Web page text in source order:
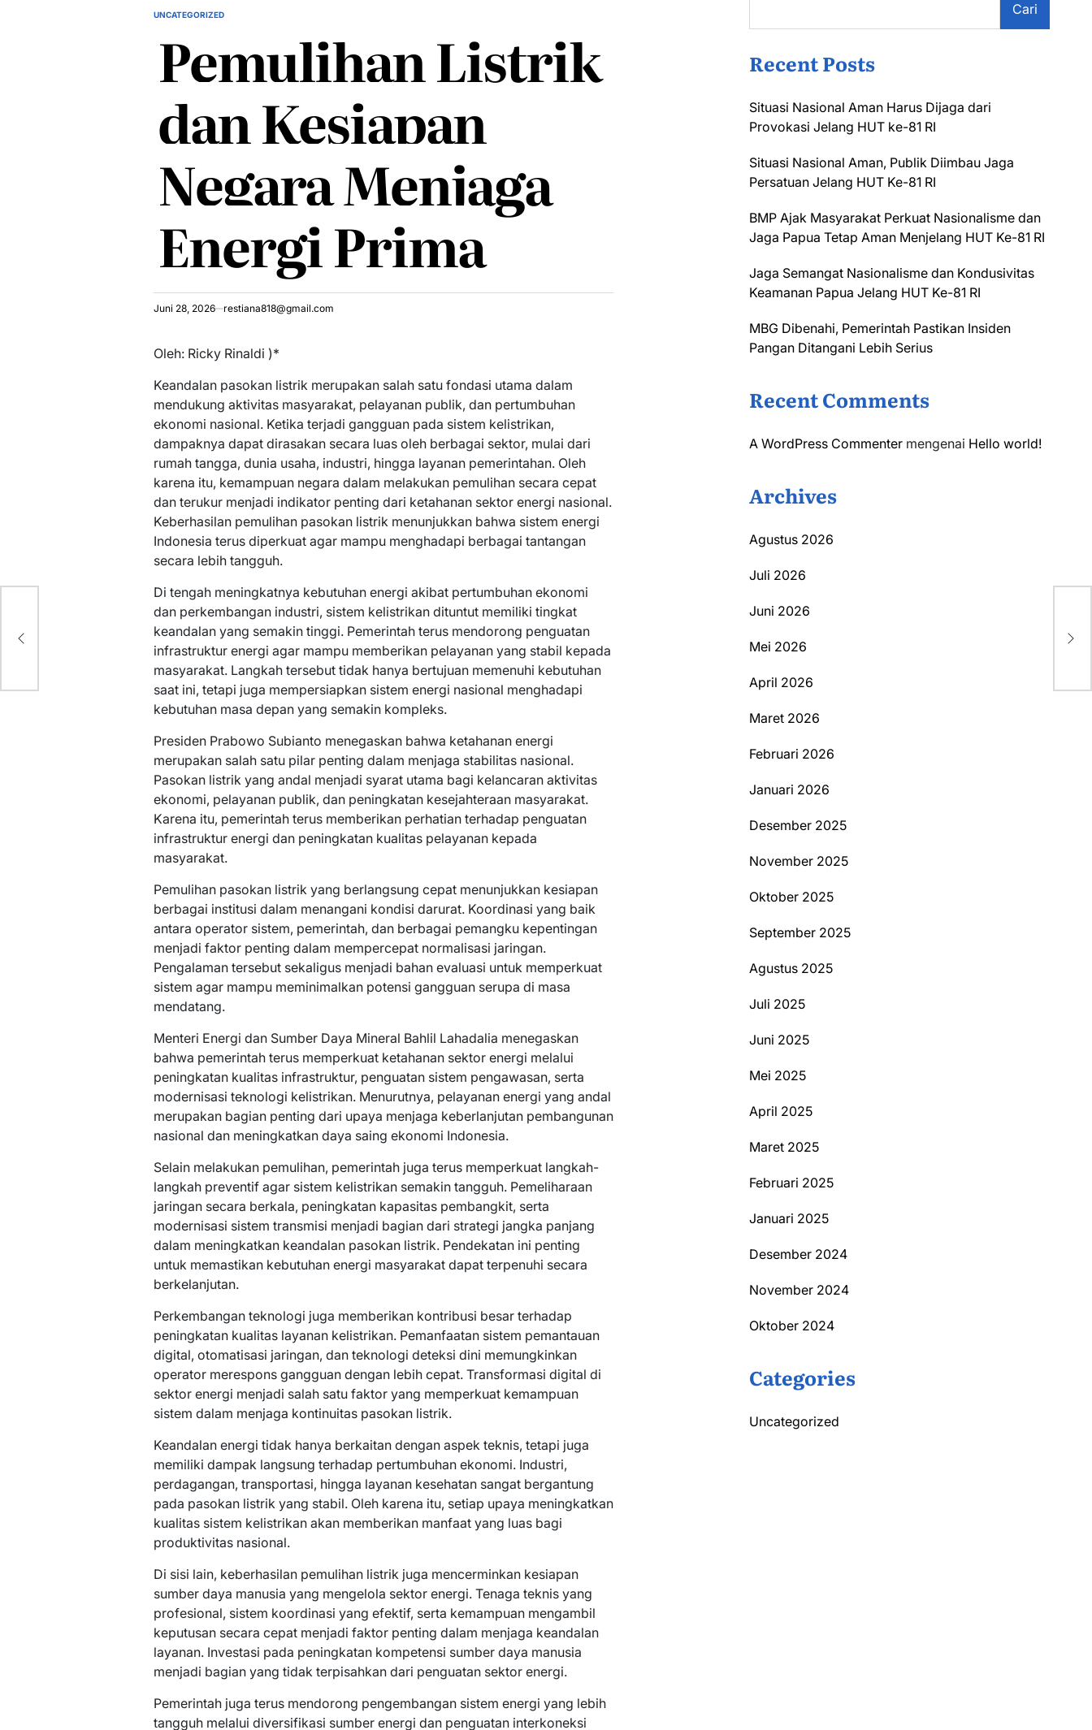
POSTED
UNCATEGORIZED
Pemulihan Listrik
dan Kesiapan
Negara Menjaga
Energi Prima
Juni 28, 2026 restiana818@gmail.com
Oleh: Ricky Rinaldi )*
Keandalan pasokan listrik merupakan salah satu fondasi utama dalam
mendukung aktivitas masyarakat, pelayanan publik, dan pertumbuhan
ekonomi nasional. Ketika terjadi gangguan pada sistem kelistrikan,
dampaknya dapat dirasakan secara luas oleh berbagai sektor, mulai dari
rumah tangga, dunia usaha, industri, hingga layanan pemerintahan. Oleh
karena itu, kemampuan negara dalam melakukan pemulihan secara cepat
dan terukur menjadi indikator penting dari ketahanan sektor energi nasional.
Keberhasilan pemulihan pasokan listrik menunjukkan bahwa sistem energi
Indonesia terus diperkuat agar mampu menghadapi berbagai tantangan
secara lebih tangguh.
Di tengah meningkatnya kebutuhan energi akibat pertumbuhan ekonomi
dan perkembangan industri, sistem kelistrikan dituntut memiliki tingkat
keandalan yang semakin tinggi. Pemerintah terus mendorong penguatan
infrastruktur energi agar mampu memberikan pelayanan yang stabil kepada
masyarakat. Langkah tersebut tidak hanya bertujuan memenuhi kebutuhan
saat ini, tetapi juga mempersiapkan sistem energi nasional menghadapi
kebutuhan masa depan yang semakin kompleks.
Presiden Prabowo Subianto menegaskan bahwa ketahanan energi
merupakan salah satu pilar penting dalam menjaga stabilitas nasional.
Pasokan listrik yang andal menjadi syarat utama bagi kelancaran aktivitas
ekonomi, pelayanan publik, dan peningkatan kesejahteraan masyarakat.
Karena itu, pemerintah terus memberikan perhatian terhadap penguatan
infrastruktur energi dan peningkatan kualitas pelayanan kepada
masyarakat.
Pemulihan pasokan listrik yang berlangsung cepat menunjukkan kesiapan
berbagai institusi dalam menangani kondisi darurat. Koordinasi yang baik
antara operator sistem, pemerintah, dan berbagai pemangku kepentingan
menjadi faktor penting dalam mempercepat normalisasi jaringan.
Pengalaman tersebut sekaligus menjadi bahan evaluasi untuk memperkuat
sistem agar mampu meminimalkan potensi gangguan serupa di masa
mendatang.
Menteri Energi dan Sumber Daya Mineral Bahlil Lahadalia menegaskan
bahwa pemerintah terus memperkuat ketahanan sektor energi melalui
peningkatan kualitas infrastruktur, penguatan sistem pengawasan, serta
modernisasi teknologi kelistrikan. Menurutnya, pelayanan energi yang andal
merupakan bagian penting dari upaya menjaga keberlanjutan pembangunan
nasional dan meningkatkan daya saing ekonomi Indonesia.
Selain melakukan pemulihan, pemerintah juga terus memperkuat langkah-
langkah preventif agar sistem kelistrikan semakin tangguh. Pemeliharaan
jaringan secara berkala, peningkatan kapasitas pembangkit, serta
modernisasi sistem transmisi menjadi bagian dari strategi jangka panjang
dalam meningkatkan keandalan pasokan listrik. Pendekatan ini penting
untuk memastikan kebutuhan energi masyarakat dapat terpenuhi secara
berkelanjutan.
Perkembangan teknologi juga memberikan kontribusi besar terhadap
peningkatan kualitas layanan kelistrikan. Pemanfaatan sistem pemantauan
digital, otomatisasi jaringan, dan teknologi deteksi dini memungkinkan
operator merespons gangguan dengan lebih cepat. Transformasi digital di
sektor energi menjadi salah satu faktor yang memperkuat kemampuan
sistem dalam menjaga kontinuitas pasokan listrik.
Keandalan energi tidak hanya berkaitan dengan aspek teknis, tetapi juga
memiliki dampak langsung terhadap pertumbuhan ekonomi. Industri,
perdagangan, transportasi, hingga layanan kesehatan sangat bergantung
pada pasokan listrik yang stabil. Oleh karena itu, setiap upaya meningkatkan
kualitas sistem kelistrikan akan memberikan manfaat yang luas bagi
produktivitas nasional.
Di sisi lain, keberhasilan pemulihan listrik juga mencerminkan kesiapan
sumber daya manusia yang mengelola sektor energi. Tenaga teknis yang
profesional, sistem koordinasi yang efektif, serta kemampuan mengambil
keputusan secara cepat menjadi faktor penting dalam menjaga keandalan
layanan. Investasi pada peningkatan kompetensi sumber daya manusia
menjadi bagian yang tidak terpisahkan dari penguatan sektor energi.
Pemerintah juga terus mendorong pengembangan sistem energi yang lebih
tangguh melalui diversifikasi sumber energi dan penguatan interkoneksi
Cari
Recent Posts
Situasi Nasional Aman Harus Dijaga dari
Provokasi Jelang HUT ke-81 RI
Situasi Nasional Aman, Publik Diimbau Jaga
Persatuan Jelang HUT Ke-81 RI
BMP Ajak Masyarakat Perkuat Nasionalisme dan
Jaga Papua Tetap Aman Menjelang HUT Ke-81 RI
Jaga Semangat Nasionalisme dan Kondusivitas
Keamanan Papua Jelang HUT Ke-81 RI
MBG Dibenahi, Pemerintah Pastikan Insiden
Pangan Ditangani Lebih Serius
Recent Comments
A WordPress Commenter mengenai Hello world!
Archives
Agustus 2026
Juli 2026
Juni 2026
Mei 2026
April 2026
Maret 2026
Februari 2026
Januari 2026
Desember 2025
November 2025
Oktober 2025
September 2025
Agustus 2025
Juli 2025
Juni 2025
Mei 2025
April 2025
Maret 2025
Februari 2025
Januari 2025
Desember 2024
November 2024
Oktober 2024
Categories
Uncategorized